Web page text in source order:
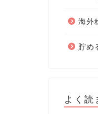
海外
貯め
よく読